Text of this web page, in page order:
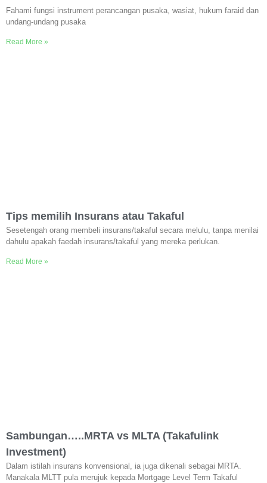
Fahami fungsi instrument perancangan pusaka, wasiat, hukum faraid dan
undang-undang pusaka
Read More »
Tips memilih Insurans atau Takaful
Sesetengah orang membeli insurans/takaful secara melulu, tanpa menilai
dahulu apakah faedah insurans/takaful yang mereka perlukan.
Read More »
Sambungan…..MRTA vs MLTA (Takafulink
Investment)
Dalam istilah insurans konvensional, ia juga dikenali sebagai MRTA.
Manakala MLTT pula merujuk kepada Mortgage Level Term Takaful